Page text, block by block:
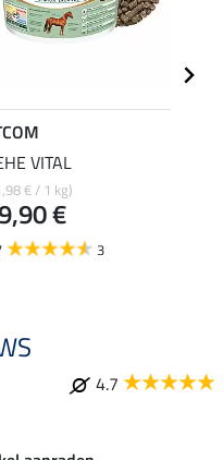
VITAL
€ / 1 kg)
€
3
4.7